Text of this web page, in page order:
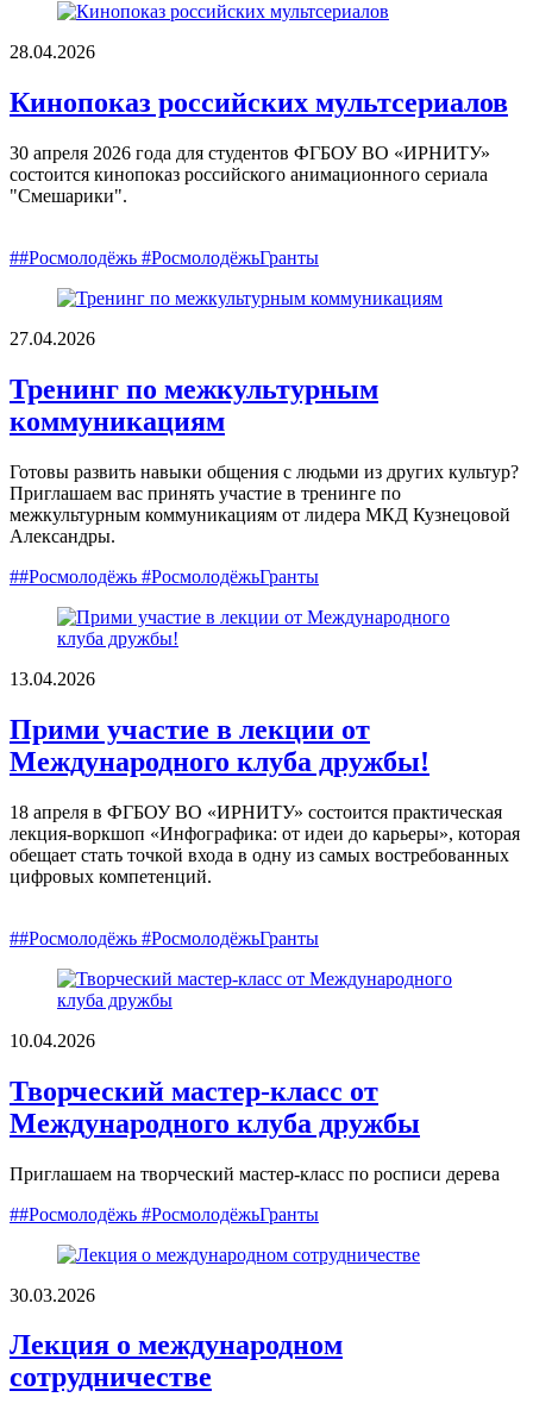
28.04.2026
Кинопоказ российских мультсериалов
30 апреля 2026 года для студентов ФГБОУ ВО «ИРНИТУ»
состоится кинопоказ российского анимационного сериала
"Смешарики".
##Росмолодёжь #РосмолодёжьГранты
27.04.2026
Тренинг по межкультурным
коммуникациям
Готовы развить навыки общения с людьми из других культур?
Приглашаем вас принять участие в тренинге по
межкультурным коммуникациям от лидера МКД Кузнецовой
Александры.
##Росмолодёжь #РосмолодёжьГранты
13.04.2026
Прими участие в лекции от
Международного клуба дружбы!
18 апреля в ФГБОУ ВО «ИРНИТУ» состоится практическая
лекция-воркшоп «Инфографика: от идеи до карьеры», которая
обещает стать точкой входа в одну из самых востребованных
цифровых компетенций.
##Росмолодёжь #РосмолодёжьГранты
10.04.2026
Творческий мастер-класс от
Международного клуба дружбы
Приглашаем на творческий мастер-класс по росписи дерева
##Росмолодёжь #РосмолодёжьГранты
30.03.2026
Лекция о международном
сотрудничестве